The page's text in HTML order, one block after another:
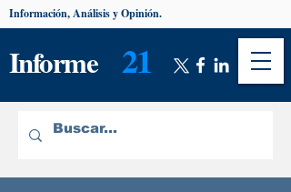
Informe 21
Información, Análisis y Opinión.